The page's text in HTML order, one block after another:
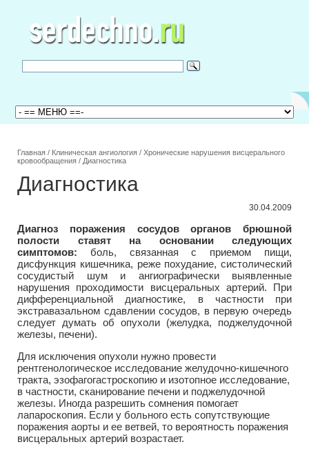
Главная / Клиническая ангиология / Хронические нарушения висцерального
кровообращения / Диагностика
Диагностика
30.04.2009
Диагноз поражения сосудов органов брюшной
полости ставят на основании следующих
симптомов: боль, связанная с приемом пищи,
дисфункция кишечника, реже похудание, систолический
сосудистый шум и ангиографически выявленные
нарушения проходимости висцеральных артерий. При
дифференциальной диагностике, в частности при
экстравазальном сдавлении сосудов, в первую очередь
следует думать об опухоли (желудка, поджелудочной
железы, печени).
Для исключения опухоли нужно провести
рентгенологическое исследование желудочно-кишечного
тракта, эзофагогастроскопию и изотопное исследование,
в частности, сканирование печени и поджелудочной
железы. Иногда разрешить сомнения помогает
лапароскопия. Если у больного есть сопутствующие
поражения аорты и ее ветвей, то вероятность поражения
висцеральных артерий возрастает.